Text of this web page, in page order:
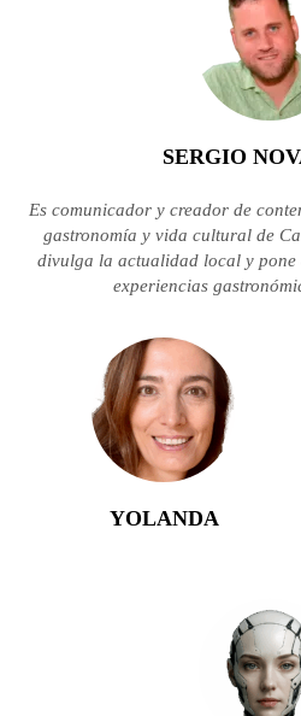
SERGIO
Es comunicador y creador de
gastronomía y vida cultural de
divulga la actualidad local y
experiencias
YOLANDA